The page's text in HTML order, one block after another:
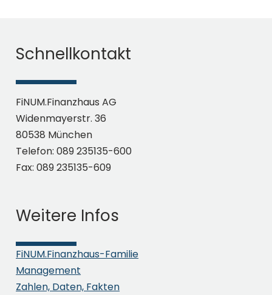
Schnellkontakt
FiNUM.Finanzhaus AG
Widenmayerstr. 36
80538 München
Telefon: 089 235135-600
Fax: 089 235135-609
Weitere Infos
FiNUM.Finanzhaus-Familie
Management
Zahlen, Daten, Fakten